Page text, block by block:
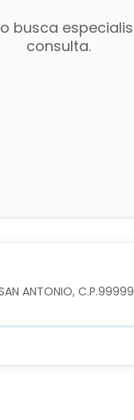
busca
consulta.
ANTONIO,